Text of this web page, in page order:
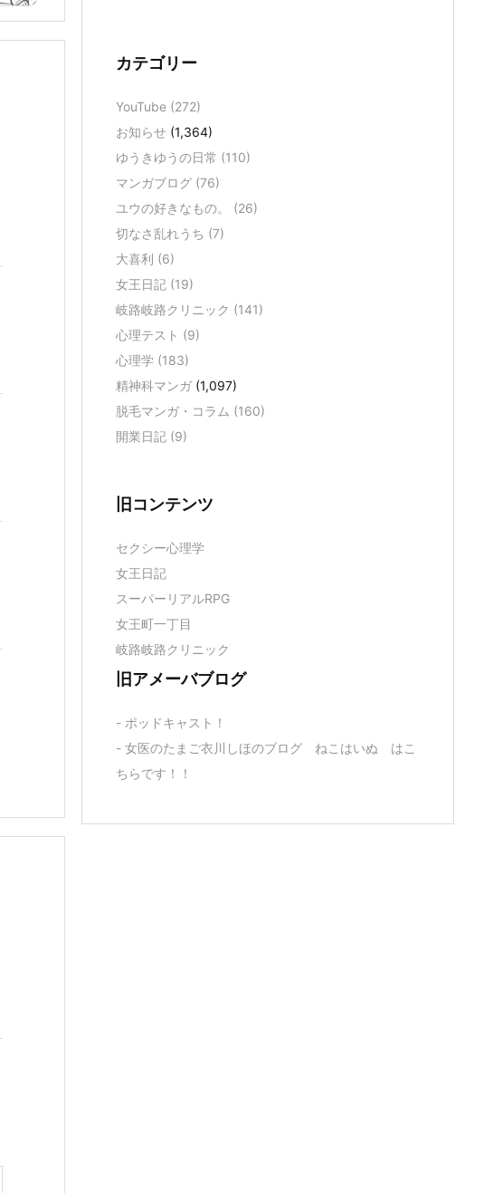
カテゴリー
YouTube (272)
お知らせ (1,364)
ゆうきゆうの日常 (110)
マンガブログ (76)
ユウの好きなもの。 (26)
切なさ乱れうち (7)
大喜利 (6)
女王日記 (19)
岐路岐路クリニック (141)
心理テスト (9)
心理学 (183)
精神科マンガ (1,097)
脱毛マンガ・コラム (160)
開業日記 (9)
旧コンテンツ
セクシー心理学
女王日記
スーパーリアルRPG
女王町一丁目
岐路岐路クリニック
旧アメーバブログ
- ポッドキャスト！
- 女医のたまご衣川しほのブログ ねこはいぬ はこ
ちらです！！